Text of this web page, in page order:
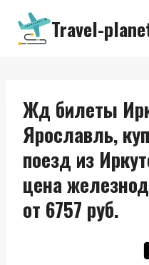
Перейти
содержимому
Travel-
Жд билеты
Ярославль,
поезд из
цена
от 6757 руб.